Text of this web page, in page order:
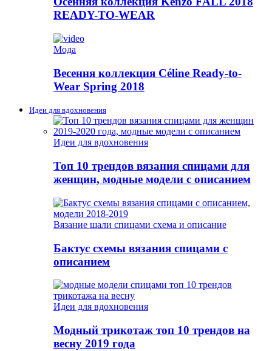
READY-TO-WEAR
Мода
Весення коллекция Céline Ready-to-
Wear Spring 2018
Идеи для вдохновения
Идеи для вдохновения
Топ 10 трендов вязания спицами для
женщин, модные модели с описанием
Вязание шали спицами схема и описание
Бактус схемы вязания спицами с
описанием
Идеи для вдохновения
Модный трикотаж топ 10 трендов на
весну 2019 года